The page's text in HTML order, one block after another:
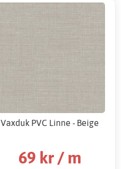
Vaxduk PVC Linne - Beige
69 kr / m